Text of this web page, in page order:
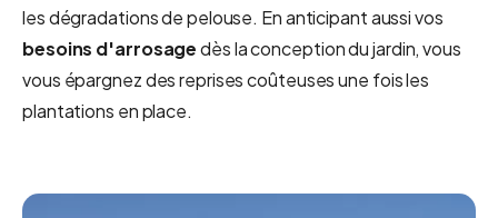
les dégradations de pelouse. En anticipant aussi vos
besoins d'arrosagedès la conception du jardin, vous
vous épargnez des reprises coûteuses une fois les
plantations en place.